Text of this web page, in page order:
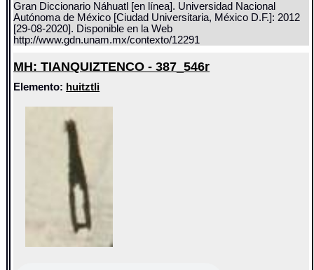
Gran Diccionario Náhuatl [en línea]. Universidad Nacional
Autónoma de México [Ciudad Universitaria, México D.F.]: 2012
[29-08-2020]. Disponible en la Web
http://www.gdn.unam.mx/contexto/12291
MH: TIANQUIZTENCO - 387_546r
Elemento: huitztli